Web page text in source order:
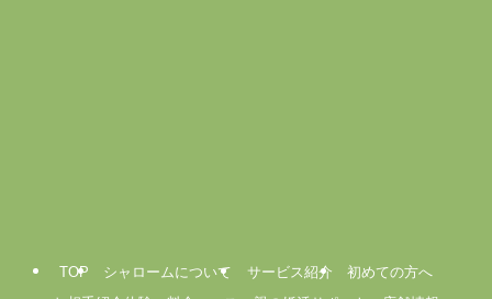
TOP シャロームについて サービス紹介
初めての方へ